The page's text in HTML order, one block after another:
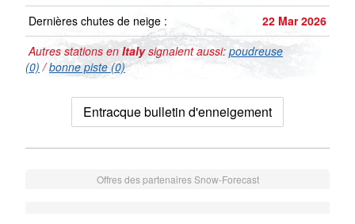
Dernières chutes de neige :
22 Mar 2026
Autres stations en Italysignalent aussi: poudreuse
(0) /bonne piste (0)
Entracque bulletin d'enneigement
Offres des partenaires Snow-Forecast